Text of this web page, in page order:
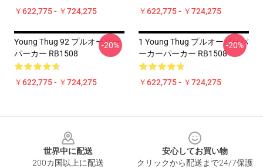
￥622,775 - ￥724,275 ￥622,775 - ￥724,275
Young Thug 92 プルオーバー
パーカー RB1508
￥622,775 - ￥724,275
-20%
1 Young Thug プルオーバーパ
ーカーパーカー RB1508
￥622,775 - ￥724,275
-20%
世界中に配送
200カ国以上に配送
安心してお買い物
クリックから配送まで24/7保護